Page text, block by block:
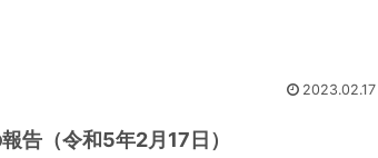
2023.02.17
告（令和5年2月17日）